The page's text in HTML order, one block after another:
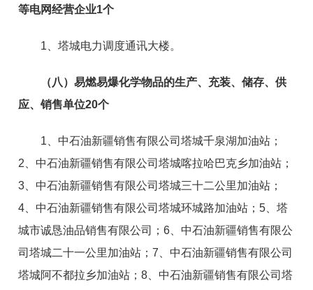
等电网经营企业1个
1、塔城电力调度通讯大楼。
（八）易燃易爆化学物品的生产、充装、储存、供
应、销售单位20个
1、中石油新疆销售有限公司塔城千泉湖加油站；
2、中石油新疆销售有限公司塔城喀拉哈巴克乡加油站；
3、中石油新疆销售有限公司塔城三十二公里加油站；
4、中石油新疆销售有限公司塔城环城路加油站；5、塔
城市诚恳油品销售有限公司；6、中石油新疆销售有限公
司塔城二十一公里加油站；7、中石油新疆销售有限公司
塔城阿不都拉乡加油站；8、中石油新疆销售有限公司塔